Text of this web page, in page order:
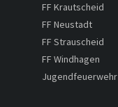
FF Krautscheid
FF Neustadt
FF Strauscheid
FF Windhagen
Jugendfeuerwehr